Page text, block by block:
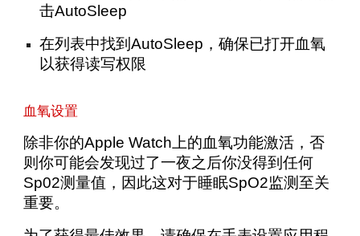
击AutoSleep
在列表中找到AutoSleep，确保已打开血氧
以获得读写权限
血氧设置
除非你的Apple Watch上的血氧功能激活，否
则你可能会发现过了一夜之后你没得到任何
Sp02测量值，因此这对于睡眠SpO2监测至关
重要。